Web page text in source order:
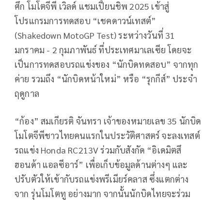
ศึก โมโตจีพี เวิลด์ แชมเปี้ยนชิพ 2025 เข้าสู่
โปรแกรมการทดสอบ “เชคดาวน์เทสต์”
(Shakedown MotoGP Test)ระหว่างวันที่ 31
มกราคม - 2 กุมภาพันธ์ ที่ประเทศมาเลเซีย โดยจะ
เป็นการทดสอบรถแข่งของ “นักบิดทดสอบ” จากทุก
ค่าย รวมถึง “นักบิดหน้าใหม่” หรือ “รุกกีส์” ประจำ
ฤดูกาล
“ก้อง” สมเกียรติ จันทรา เจ้าของหมายเลข 35 นักบิด
โมโตจีพีชาวไทยคนแรกในประวัติศาสตร์ จะลงเทสต์
รถแข่ง Honda RC213Vร่วมกับสังกัด “อิเดมิตสึ
ฮอนด้า แอลซีอาร์” เพื่อเก็บข้อมูลด้านต่างๆ และ
ปรับตัวให้เข้ากับรถแข่งพรีเมียร์คลาส ซึ่งแตกต่าง
จาก รุ่นโมโตทู อย่างมาก จากนั้นนักบิดไทยจะร่วม